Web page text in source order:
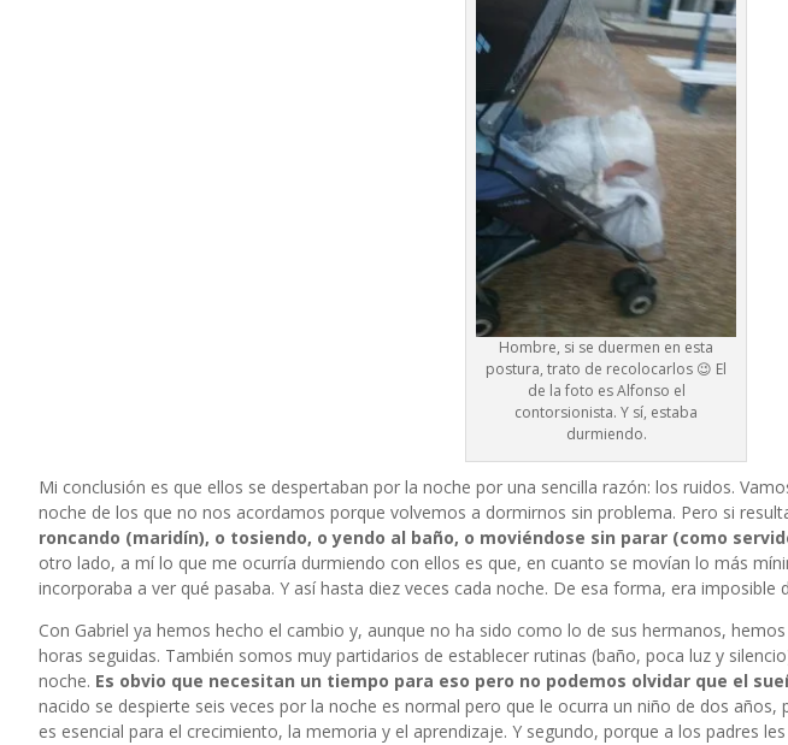
Hombre, si se duermen en esta
postura, trato de recolocarlos 😉 El
de la foto es Alfonso el
contorsionista. Y sí, estaba
durmiendo.
Mi conclusión es que ellos se despertaban por la noche por una sencilla razón: los ruidos.
noche de los que no nos acordamos porque volvemos a dormirnos sin problema. Pero si
roncando (maridín), o tosiendo, o yendo al baño, o moviéndose sin parar (como
otro lado, a mí lo que me ocurría durmiendo con ellos es que, en cuanto se movían lo más
incorporaba a ver qué pasaba. Y así hasta diez veces cada noche. De esa forma, era imposible
Con Gabriel ya hemos hecho el cambio y, aunque no ha sido como lo de sus hermanos,
horas seguidas. También somos muy partidarios de establecer rutinas (baño, poca luz y
noche. Es obvio que necesitan un tiempo para eso pero no podemos olvidar que el
nacido se despierte seis veces por la noche es normal pero que le ocurra un niño de dos
es esencial para el crecimiento, la memoria y el aprendizaje. Y segundo, porque a los padres